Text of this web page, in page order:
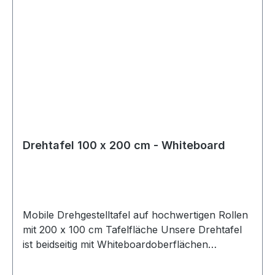
Drehtafel 100 x 200 cm - Whiteboard
Mobile Drehgestelltafel auf hochwertigen Rollen
mit 200 x 100 cm Tafelfläche Unsere Drehtafel
ist beidseitig mit Whiteboardoberflächen